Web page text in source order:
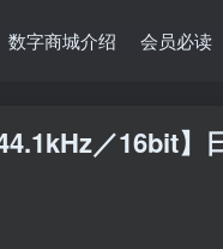
数字商城介绍 会员必读
／16bit】